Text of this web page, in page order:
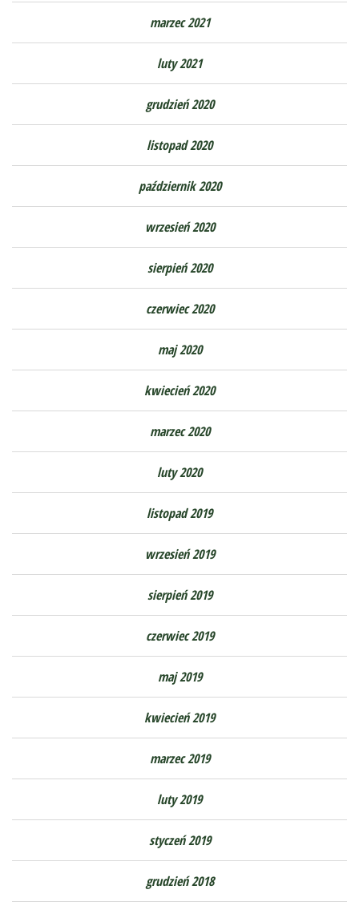
marzec 2021
luty 2021
grudzień 2020
listopad 2020
październik 2020
wrzesień 2020
sierpień 2020
czerwiec 2020
maj 2020
kwiecień 2020
marzec 2020
luty 2020
listopad 2019
wrzesień 2019
sierpień 2019
czerwiec 2019
maj 2019
kwiecień 2019
marzec 2019
luty 2019
styczeń 2019
grudzień 2018